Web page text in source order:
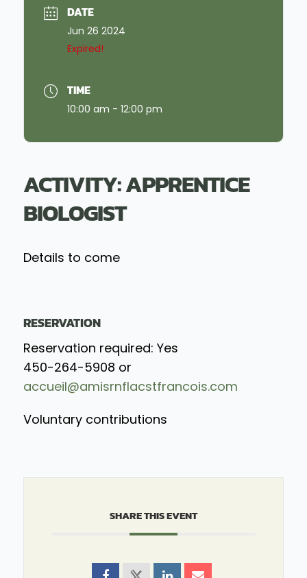
DATE
Jun 26 2024
Expired!
TIME
10:00 am - 12:00 pm
ACTIVITY: APPRENTICE
BIOLOGIST
Details to come
RESERVATION
Reservation required: Yes
450-264-5908 or
accueil@amisrnflacstfrancois.com
Voluntary contributions
SHARE THIS EVENT